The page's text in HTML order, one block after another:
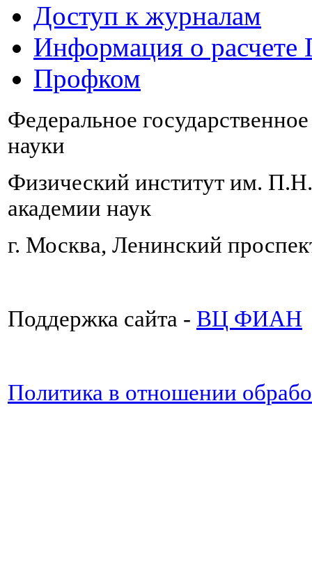
Доступ к журналам
Информация о
Профком
Федеральное
науки
Физический институт им.
академии наук
г. Москва, Ленинский
Поддержка сайта - ВЦ ФИАН
Политика в отношении